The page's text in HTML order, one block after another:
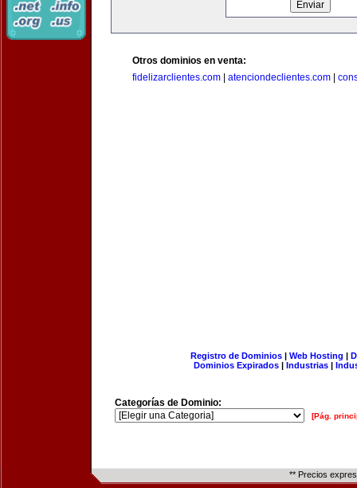
Otros dominios en venta:
fidelizarclientes.com
atenciondeclientes.com
Registro de Dominios| Web Hosting |
Dominios Expirados | Industrias |
Categorías de Dominio:
[Pág.
** Precios